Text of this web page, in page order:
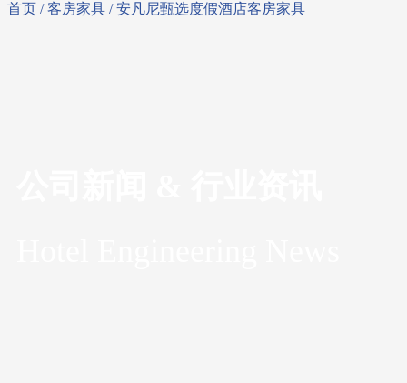
首页 /客房家具 / 安凡尼甄选度假酒店客房家具